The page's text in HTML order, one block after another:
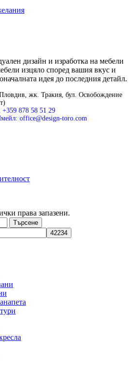
дизайн и изработка на мебели
изцяло според вашия вкус и
идея до последния детайл.
жк. Тракия, бул. Освобождение
+359 878 58 51 29
office@design-toro.com
права запазени.
Търсене